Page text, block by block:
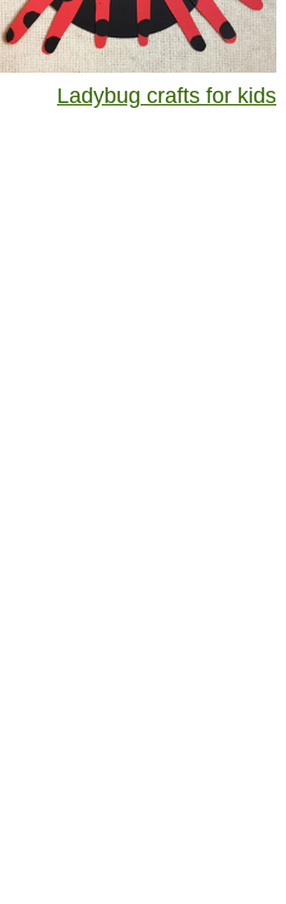
Ladybug crafts for kids